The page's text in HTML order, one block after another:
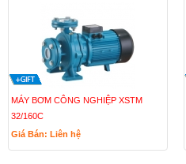
MÁY BƠM CÔNG NGHIỆP XSTM
32/160C
Giá Bán: Liên hệ